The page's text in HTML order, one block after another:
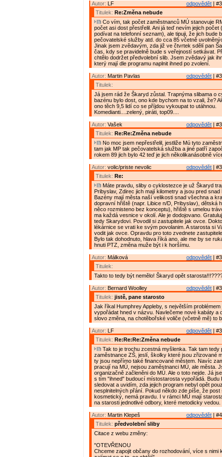
odpovědět |
Autor: LF
Titulek: Re:Změna nebude
Co vím, tak počet zaměstnanců MÚ stanovuje
počet asi dost přestřelil. Ani já teď nevím jejich počet
podívat na telefonní seznam), ale tipuji, že jich bude
pečovatelské služby atd. do cca 85 včetně
Jinak jsem zvědavým, zda již ve čtvrtek sdělí pan
čas, kdy se pravidelně bude s veřejností setkávat.
chtělo dodržet předvolební slib. Jsem zvědavý jak
který mají dle programu naplnit ihned po zvolení.
odpovědět |
Autor: Martin Pavlas
Titulek:
Já jsem rád že Škaryd zůstal. Trapnýma slibama o
bazénu bylo dost, ono kde bychom na to vzali, že?
ono těch 9,5 lidí co se příjdou vykoupat to utáhnou.
Komedianti....zelený, piráti, top09....
odpovědět |
Autor: Vašek
Titulek: Re:Re:Změna nebude
No moc jsem nepřestřelil, jestliže Mú tyto
tam jak MP tak pečovatelská služba a jiné patří
rokem 89 jich bylo 42 teď je jich několikanásobně
odpovědět |
Autor: volic/priste nevolic
Titulek: Re:
Máte pravdu, sliby o cyklostezce je už Škaryd
Pribyslav, Zdirec jich mají kilometry a jsou pred snad
Bazény mají města naší velikosti snad všechna a
dopravní hřiště (napr. Libice n/D, Pribyslav), dětská
něco rozmisteno bez konceptu), hřiště s umelou
ma každá vesnice v okolí. Ale je dodojovano.
tedy Skarydovi. Povodil si zastupitele jak ovce.
lékárnice se vrati ke svým povolanim. A starosta si
vodit jak ovce. Opravdu pro toto zvednete
Bylo tak dohodnuto, hlava říká ano, ale me by se
hnuti PTZ, změna muže být i k horšímu.
odpovědět |
Autor: Málková
Titulek:
Takto to tedy být nemělo! Škaryd opět
odpovědět |
Autor: Bernard Woolley
Titulek: jistě, pane starosto
Jak říkal Humphrey Appleby, s největším problémem
vypořádat hned v názvu. Navlečeme nové kabáty a
slovo změna, na chotěbořské voliče (včetně mě) to
odpovědět |
Autor: LF
Titulek: Re:Re:Re:Změna nebude
Tak to je trochu zcestná myšlenka. Tak tam tedy
zaměstnance ZŠ, jeslí, školky které jsou zřizované
ty jsou nepřímo také financované městem. Navíc
pracují na MÚ, nejsou zaměstnanci MÚ, ale města.
organizačně začleněni do MÚ. Ale o toto nejde. Já
s tím "ihned" budoucí místostarosta vypořádá. Budu
sledovat a uvidím, zda jejich program nebyl opět
nesplnitelných přání. Pokud někdo zde píše, že post
kosmetický, nemá pravdu. I v rámci MÚ mají
na starosti jednotlivé odbory, které metodicky vedou.
odpovědět |
Autor: Martin Klepeš
Titulek: předvolební sliby
Citace z webu změny:
"OTEVŘENOU
Chceme zapojit občany do rozhodování, více s nimi